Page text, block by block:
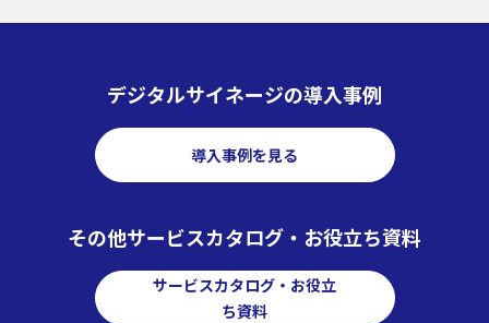
デジタルサイネージの導入事例
導入事例を見る
その他サービスカタログ・お役立ち資料
サービスカタログ・お役立
ち資料